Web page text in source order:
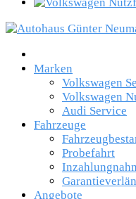
Marken
Volkswagen
Volkswagen
Audi Service
Fahrzeuge
Probefahrt
Angebote